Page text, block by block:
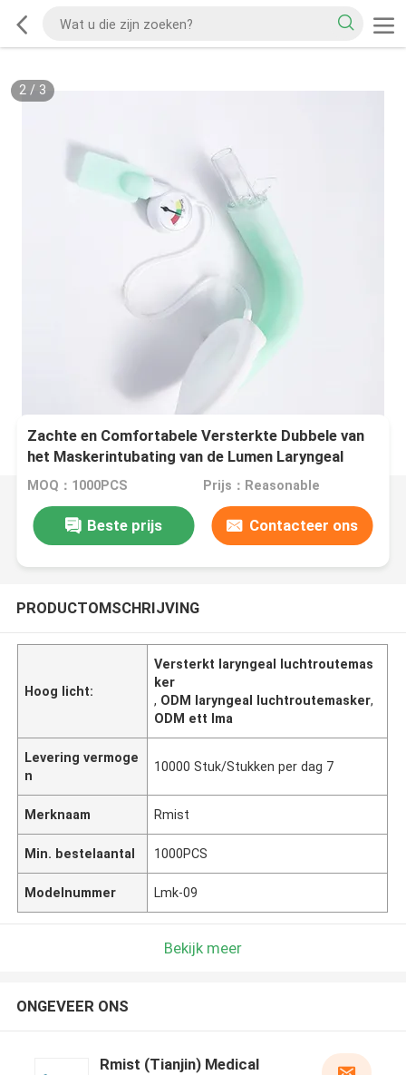
2/ 3
Zachte en Comfortabele Versterkte Dubbele van
het Maskerintubating van de Lumen Laryngeal
Luchtroute Laryngeal het Maskerluchtroute
MOQ：1000PCS Prijs：Reasonable
Beste prijs Contacteer ons
PRODUCTOMSCHRIJVING
Hoog licht:
Versterkt laryngeal luchtroutemas
ker
, ODM laryngeal luchtroutemasker,
ODM ett lma
Levering vermoge
n
10000 Stuk/Stukken per dag 7
Merknaam Rmist
Min. bestelaantal 1000PCS
Modelnummer Lmk-09
Bekijk meer
ONGEVEER ONS
Rmist (Tianjin) Medical